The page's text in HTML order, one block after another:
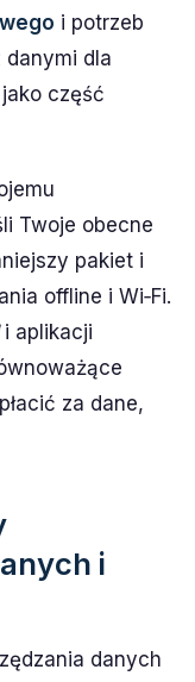
i potrzeb
danymi dla
część
Twoje obecne
pakiet i
offline i Wi‑Fi.
i aplikacji
za dane,
i
danych